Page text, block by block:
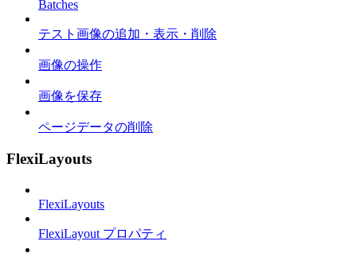
Batches
テスト画像の追加・表示・削除
画像の操作
画像を保存
ページデータの削除
FlexiLayouts
FlexiLayouts
FlexiLayout プロパティ